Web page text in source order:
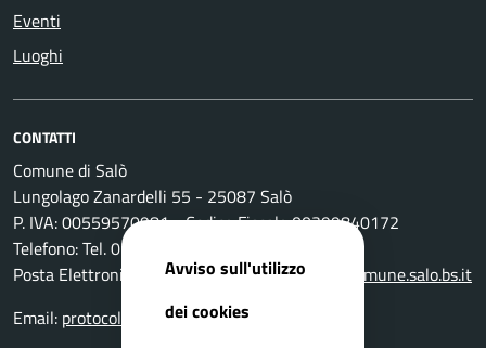
Eventi
Luoghi
CONTATTI
Comune di Salò
Lungolago Zanardelli 55 - 25087 Salò
P. IVA: 00559570981 - Codice Fiscale 00399840172
Telefono: Tel. 0365-296801
Posta Elettronica Certificata:protocollo@pec.comune.salo.bs.it
Email: protocollo@comune.salo.bs.it
Avviso sull'utilizzo
dei cookies